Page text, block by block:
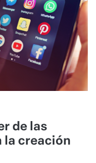
de las
la creación